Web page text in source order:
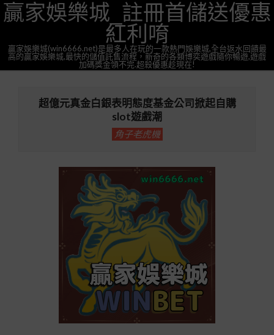
Skip
to贏家娛樂城_註冊首儲送優惠
紅利唷
贏家娛樂城(win6666.net)是最多人在玩的一款熱門娛樂城,全台返水回饋最
高的贏家娛樂城,最快的儲值託售流程，新奇的各類博奕遊戲隨你暢遊,遊戲
加碼獎金領不完.超殺優惠趁現在!
超億元真金白銀表明態度基金公司掀起自購
slot遊戲潮
角子老虎機